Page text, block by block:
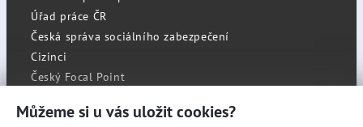
Úřad práce ČR
Česká správa sociálního zabezpečení
Cizinci
Český Focal Point
Můžeme si u vás uložit cookies?